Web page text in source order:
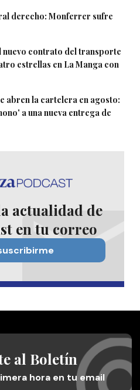
derecho: Monferrer sufre
nuevo contrato del transporte
estrellas en La Manga con
abren la cartelera en agosto:
a una nueva entrega de
actualidad de
en tu correo
al Boletín
hora en tu email